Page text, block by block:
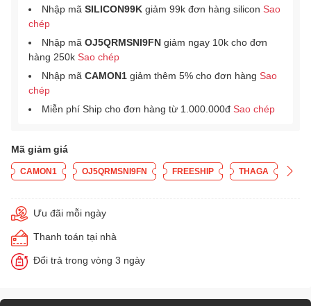
Nhập mã SILICON99K giảm 99k đơn hàng silicon Sao
chép
Nhập mã OJ5QRMSNI9FN giảm ngay 10k cho đơn
hàng 250k Sao chép
Nhập mã CAMON1 giảm thêm 5% cho đơn hàng Sao
chép
Miễn phí Ship cho đơn hàng từ 1.000.000đ Sao chép
Mã giảm giá
CAMON1 OJ5QRMSNI9FN FREESHIP THAGA
Ưu đãi mỗi ngày
Thanh toán tại nhà
Đổi trả trong vòng 3 ngày